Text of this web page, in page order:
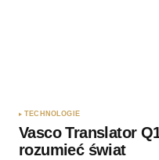
TECHNOLOGIE
Vasco Translator
rozumieć świat